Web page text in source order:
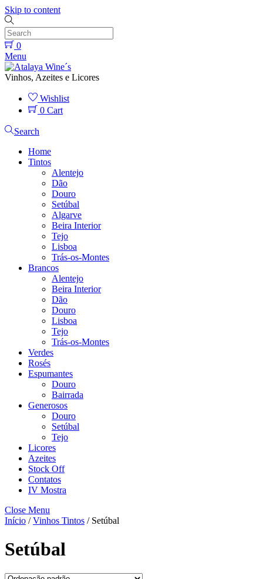
Skip to content
0
Menu
Vinhos, Azeites e Licores
Wishlist
0 Cart
Search
Home
Tintos
Alentejo
Dão
Douro
Setúbal
Algarve
Beira Interior
Tejo
Lisboa
Trás-os-Montes
Brancos
Alentejo
Beira Interior
Dão
Douro
Lisboa
Tejo
Trás-os-Montes
Verdes
Rosés
Espumantes
Douro
Bairrada
Generosos
Douro
Setúbal
Tejo
Licores
Azeites
Stock Off
Contatos
IV Mostra
Close Menu
Início /Vinhos Tintos / Setúbal
Setúbal